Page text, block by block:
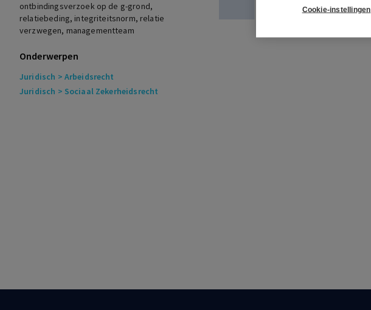
Cookie-instellingen
ontbindingsverzoek op de g-grond,
relatiebeding, integriteitsnorm, relatie
verzwegen, managementteam
Onderwerpen
Juridisch > Arbeidsrecht
Juridisch > Sociaal Zekerheidsrecht